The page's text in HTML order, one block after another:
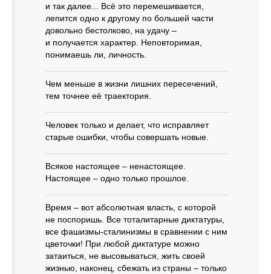
и так далее... Всё это перемешивается,
лепится одно к другому по большей части
довольно бестолково, на удачу –
и получается характер. Неповторимая,
понимаешь ли, личность.
Чем меньше в жизни лишних пересечений,
тем точнее её траектория.
Человек только и делает, что исправляет
старые ошибки, чтобы совершать новые.
Всякое настоящее – ненастоящее.
Настоящее – одно только прошлое.
Время – вот абсолютная власть, с которой
не поспоришь. Все тоталитарные диктатуры,
все фашизмы-сталинизмы в сравнении с ним
цветочки! При любой диктатуре можно
затаиться, не высовываться, жить своей
жизнью, наконец, сбежать из страны – только